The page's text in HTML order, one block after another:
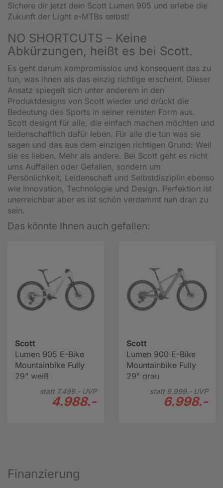
Sichere dir jetzt dein Scott Lumen 905 und erlebe die
Zukunft der Light e-MTBs selbst!
NO SHORTCUTS – Keine
Abkürzungen, heißt es bei Scott.
Es geht darum kompromisslos und konsequent das zu
tun, was ihnen als das einzig richtige erscheint. Dieser
Ansatz spiegelt sich unter anderem in den
Produktdesigns von Scott wieder und drückt die
Bedeutung des Sports in seiner reinsten Form aus.
Scott designt für alle, die einfach machen möchten und
leidenschaftlich dafür leben. Für alle die tun was sie
sagen und das aus dem einzigen richtigen Grund: Weil
sie es lieben. Mehr als andere. Bei Scott geht es nicht
ums Auffallen oder Gefallen, sondern um
Persönlichkeit, Leidenschaft und Selbstdisziplin ebenso
wie Innovation, Technologie und Design. Perfektion ist
unerreichbar aber es ist schön verdammt nah dran zu
sein.
Das könnte Ihnen auch gefallen:
Scott
Lumen 905 E-Bike
Mountainbike Fully
29" weiß
statt 7.499.-UVP
4.988.-
Scott
Lumen 900 E-Bike
Mountainbike Fully
29" grau
statt 9.999.-UVP
6.998.-
Finanzierung